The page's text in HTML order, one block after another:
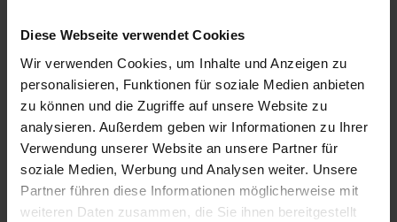
Diese Webseite verwendet Cookies
Wir verwenden Cookies, um Inhalte und Anzeigen zu
personalisieren, Funktionen für soziale Medien anbieten
zu können und die Zugriffe auf unsere Website zu
analysieren. Außerdem geben wir Informationen zu Ihrer
Verwendung unserer Website an unsere Partner für
soziale Medien, Werbung und Analysen weiter. Unsere
Partner führen diese Informationen möglicherweise mit
weiteren Daten zusammen, die Sie ihnen bereitgestellt
Application error: a client-side exception has occurred
loading www.kurzwego.de (see the browser console for more
information).